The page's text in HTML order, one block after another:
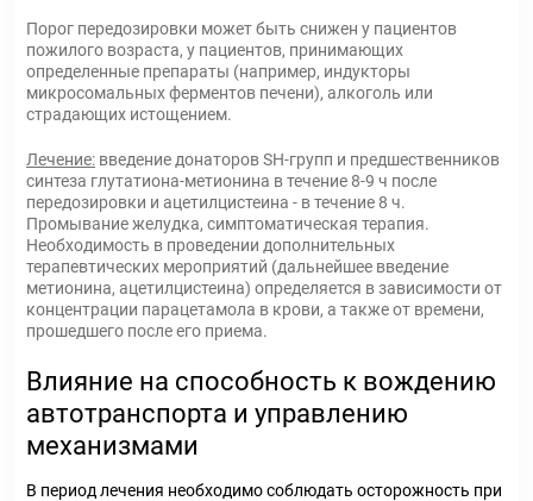
Порог передозировки может быть снижен у пациентов
пожилого возраста, у пациентов, принимающих
определенные препараты (например, индукторы
микросомальных ферментов печени), алкоголь или
страдающих истощением.
Лечение: введение донаторов SH-групп и предшественников
синтеза глутатиона-метионина в течение 8-9 ч после
передозировки и ацетилцистеина - в течение 8 ч.
Промывание желудка, симптоматическая терапия.
Необходимость в проведении дополнительных
терапевтических мероприятий (дальнейшее введение
метионина, ацетилцистеина) определяется в зависимости от
концентрации парацетамола в крови, а также от времени,
прошедшего после его приема.
Влияние на способность к вождению
автотранспорта и управлению
механизмами
В период лечения необходимо соблюдать осторожность при